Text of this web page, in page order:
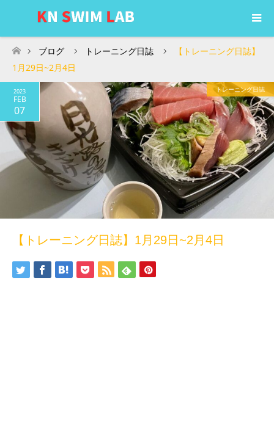
ホーム
ブログ トレーニング日誌
【トレーニング日誌】
1月29日~2月4日
2023
FEB
07
トレーニング日誌
【トレーニング日誌】1月29日~2月4日